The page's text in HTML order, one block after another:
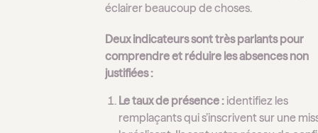
éclairer beaucoup de choses.
Deux indicateurs sont très parlants pour
comprendre et réduire les absences non
justifiées :
Le taux de présence : identifiez les
remplaçants qui s’inscrivent sur une